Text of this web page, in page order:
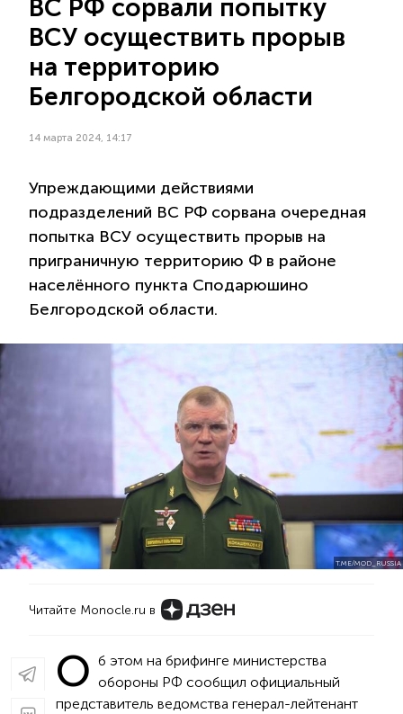
ВС РФ сорвали попытку
ВСУ осуществить прорыв
на территорию
Белгородской области
14 марта 2024, 14:17
Упреждающими действиями
подразделений ВС РФ сорвана очередная
попытка ВСУ осуществить прорыв на
приграничную территорию Ф в районе
населённого пункта Сподарюшино
Белгородской области.
T.ME/MOD_RUSSIA
Читайте Monocle.ru в
О б этом на брифинге министерства
обороны РФ сообщил официальный
представитель ведомства генерал-лейтенант